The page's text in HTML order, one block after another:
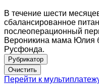
В течение шести
сбалансированное
послеоперационный
Вероникина мама Юлия
Русфонда.
Рубрикатор
Перейти к